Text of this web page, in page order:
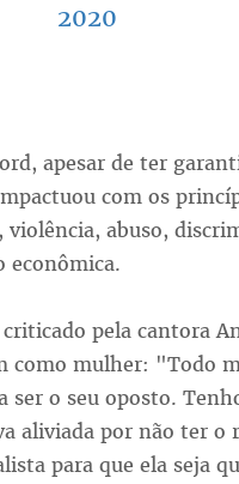
2020
apesar de ter
com os
abuso,
econômica.
pela cantora
como mulher: "Todo
o seu oposto.
aliviada por não ter o
para que ela seja